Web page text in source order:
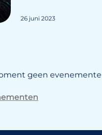
26 juni 2023
geen